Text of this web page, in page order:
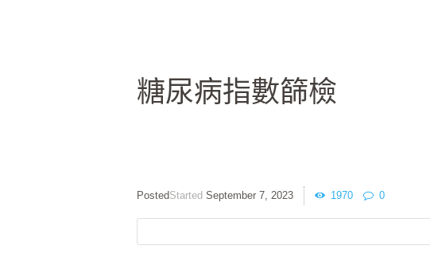
糖尿病指數篩檢
Started September 7, 2023 1970 0